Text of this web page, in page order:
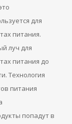
для
питания.
луч для
питания до
Технология
питания
попадут в